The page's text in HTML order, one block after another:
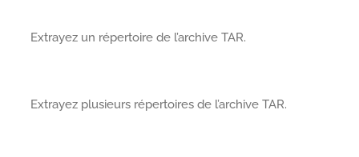
Extrayez un répertoire de l’archive TAR.
Extrayez plusieurs répertoires de l’archive TAR.